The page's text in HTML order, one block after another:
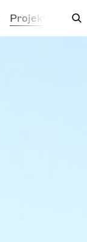
Projekte Tour